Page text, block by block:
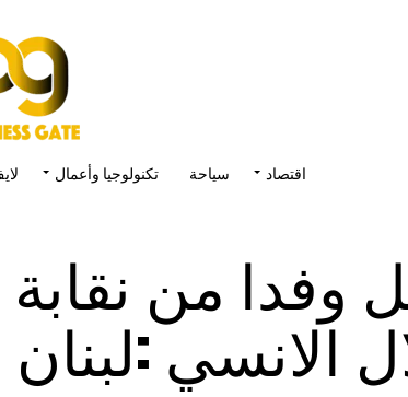
اقتصاد سياحة تكنولوجيا وأعمال
وفدا من
الانسي